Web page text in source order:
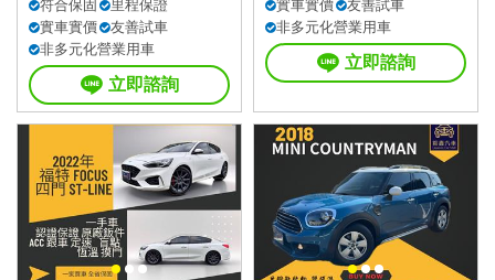
符合保固
里程保證
實車實價
友善試車
非多元化營業用車
立即諮詢
實車實價
友善試車
非多元化營業用車
立即諮詢